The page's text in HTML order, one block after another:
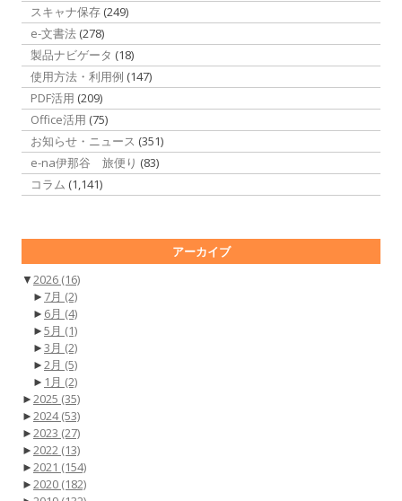
スキャナ保存 (249)
e-文書法 (278)
製品ナビゲータ (18)
使用方法・利用例 (147)
PDF活用 (209)
Office活用 (75)
お知らせ・ニュース (351)
e-na伊那谷 旅便り (83)
コラム (1,141)
アーカイブ
▼2026 (16)
► 7月 (2)
► 6月 (4)
►5月 (1)
►3月 (2)
►2月 (5)
► 1月 (2)
►2025 (35)
►2024(53)
►2023 (27)
►2022 (13)
►2021 (154)
►2020 (182)